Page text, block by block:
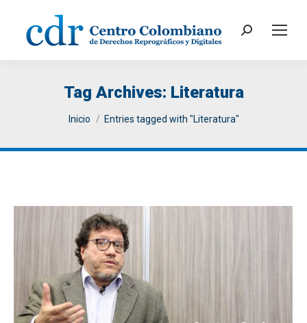
Search:
Tag Archives: Literatura
You are here:
Inicio Entries tagged with "Literatura"